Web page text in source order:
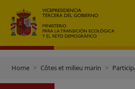
Home Côtes et milieu marin